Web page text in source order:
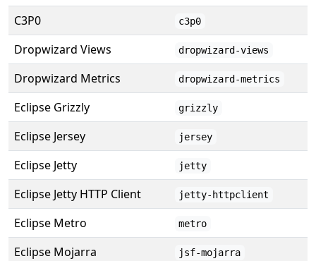
C3P0 c3p0
Dropwizard Views dropwizard-views
Dropwizard Metrics dropwizard-metrics
Eclipse Grizzly grizzly
Eclipse Jersey jersey
Eclipse Jetty jetty
Eclipse Jetty HTTP Client jetty-httpclient
Eclipse Metro metro
Eclipse Mojarra jsf-mojarra